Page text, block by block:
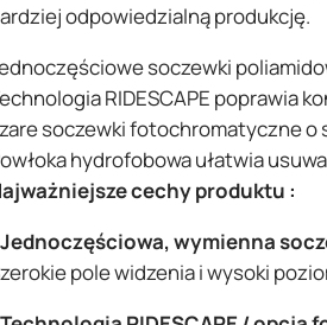
odpowiedzialną produkcję.
soczewki
RIDESCAPE poprawia
soczewki fotochromatyczne o
hydrofobowa ułatwia
cechy produktu :
Jednoczęściowa, wymienna
pole widzenia i wysoki